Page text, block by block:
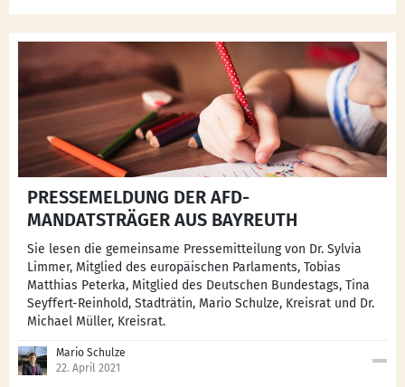
PRESSEMELDUNG DER AFD-
MANDATSTRÄGER AUS BAYREUTH
Sie lesen die gemeinsame Pressemitteilung von Dr. Sylvia
Limmer, Mitglied des europäischen Parlaments, Tobias
Matthias Peterka, Mitglied des Deutschen Bundestags, Tina
Seyffert-Reinhold, Stadträtin, Mario Schulze, Kreisrat und Dr.
Michael Müller, Kreisrat.
Mario Schulze
22. April 2021